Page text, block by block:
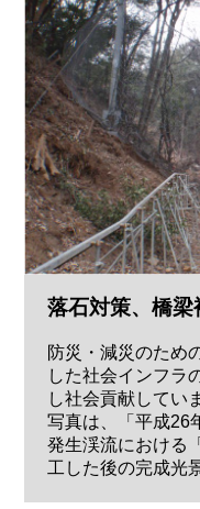
落石対策、橋梁
防災・減災のため
した社会インフラ
し社会貢献してい
写真は、「平成26
発生渓流における
工した後の完成光景